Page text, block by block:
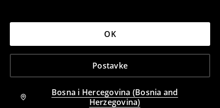
Postavke
OK
Bosna i Hercegovina (Bosnia and
Herzegovina)